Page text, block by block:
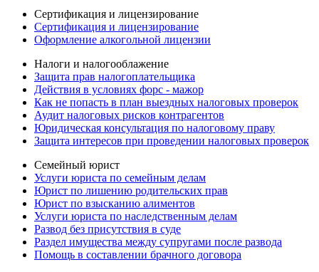
Сертификация и лицензирование
Сертификация и лицензирование
Оформление алкогольной лицензии
Налоги и налогооблажение
Защита прав налогоплательщика
Действия в условиях форс - мажор
Как не попасть в план выездных налоговых проверок
Аудит налоговых рисков контрагентов
Юридическая консультация по налоговому праву
Защита интересов при проведении налоговых проверок
Семейный юрист
Услуги юриста по семейным делам
Юрист по лишению родительских прав
Юрист по взысканию алиментов
Услуги юриста по наследственным делам
Развод без присутствия в суде
Раздел имущества между супругами после развода
Помощь в составлении брачного договора